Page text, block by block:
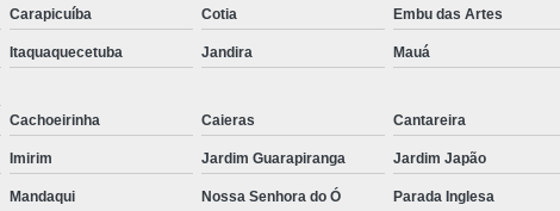
Salada de Fruta para Escritório
Salada de Frutas Naturais para
Salada de
Carapicuíba Cotia Embu das Artes
Itaquaquecetuba Jandira Mauá
Cachoeirinha Caieras Cantareira
Imirim Jardim Guarapiranga Jardim Japão
Mandaqui Nossa Senhora do Ó Parada Inglesa